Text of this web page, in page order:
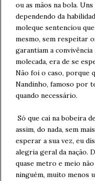
ou as mãos na bola.
dependendo da
moleque sentenciou
mesmo, sem respeitar
garantiam a
molecada, era de se
Não foi o caso, porque
Nandinho, famoso por
quando necessário.
Só que caí na bobeira
assim, do nada, sem
esperar a sua vez, eu
alegria geral da nação.
quase metro e meio
ninguém, muito menos